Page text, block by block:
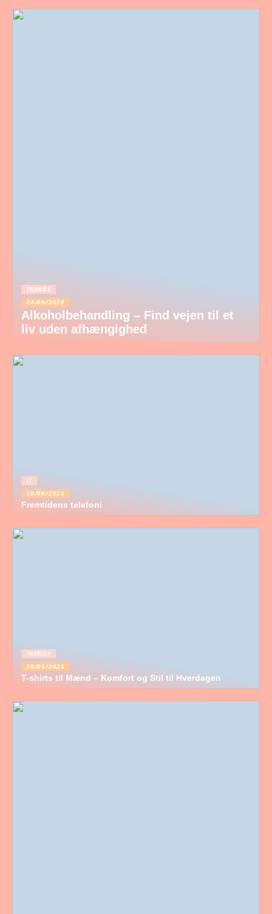
TRENDS
24/06/2025
Alkoholbehandling – Find vejen til et
liv uden afhængighed
IT
10/06/2025
Fremtidens telefoni
TRENDS
28/05/2025
T-shirts til Mænd – Komfort og Stil til Hverdagen